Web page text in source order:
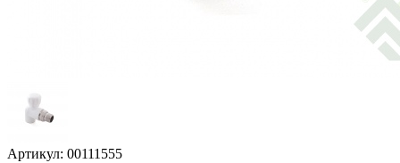
Артикул: 00111555